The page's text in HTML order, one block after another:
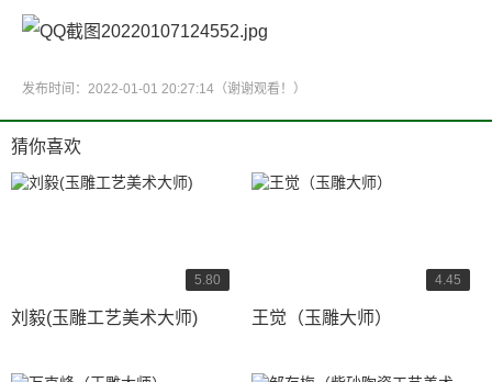
发布时间：2022-01-01 20:27:14（谢谢观看！）
猜你喜欢
5.80
刘毅(玉雕工艺美术大师)
4.45
王觉（玉雕大师）